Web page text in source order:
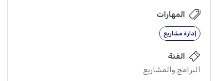
المهارات
إدارة مشاريع
الفئة
البرامج والمشاريع